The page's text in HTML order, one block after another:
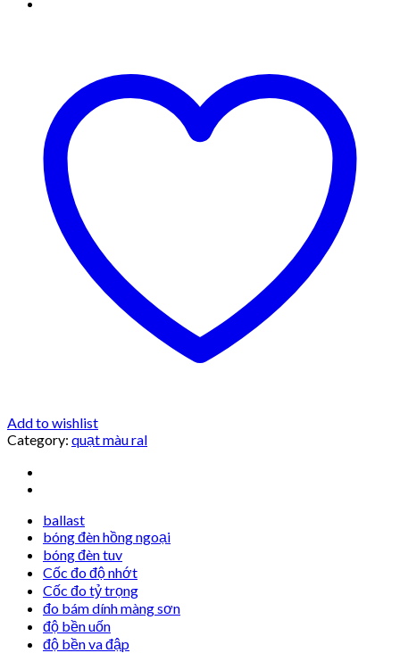
Add to wishlist
Category: quạt màu ral
ballast
bóng đèn hồng ngoại
bóng đèn tuv
Cốc đo độ nhớt
Cốc đo tỷ trọng
đo bám dính màng sơn
độ bền uốn
độ bền va đập